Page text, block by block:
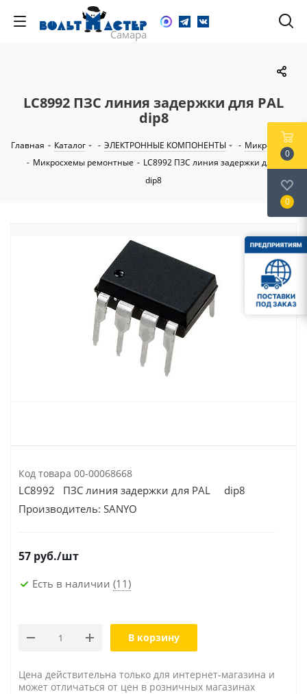
LC8992 ПЗС линия задержки для PAL
dip8
Главная - Каталог - ЭЛЕКТРОННЫЕ КОМПОНЕНТЫ - Микросхемы
- Микросхемы ремонтные - LC8992 ПЗС линия задержки для PAL
dip8
Код товара 00-00068668
LC8992 ПЗС линия задержки для PAL dip8
Производитель: SANYO
57 руб./шт
Есть в наличии (11)
В корзину
Цена действительна только для интернет-магазина и
может отличаться от цен в розничных магазинах
0
0